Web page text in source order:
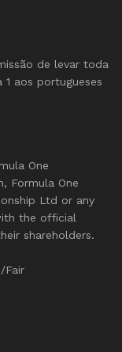
de levar toda
aos portugueses
One
Formula One
Ltd or any
the official
shareholders.
Fair